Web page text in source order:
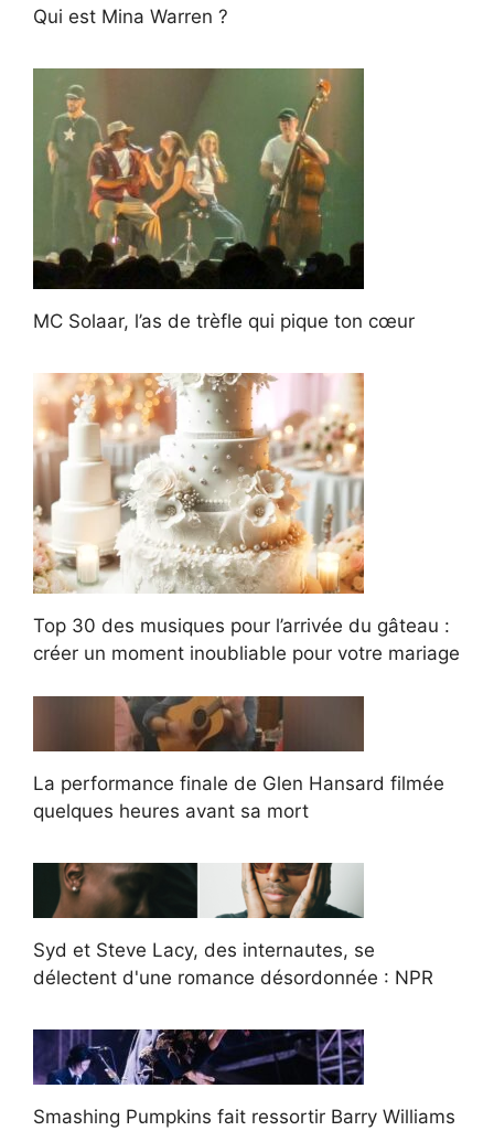
Qui est Mina Warren ?
MC Solaar, l’as de trèfle qui pique ton cœur
Top 30 des musiques pour l’arrivée du gâteau :
créer un moment inoubliable pour votre mariage
La performance finale de Glen Hansard filmée
quelques heures avant sa mort
Syd et Steve Lacy, des internautes, se
délectent d'une romance désordonnée : NPR
Smashing Pumpkins fait ressortir Barry Williams